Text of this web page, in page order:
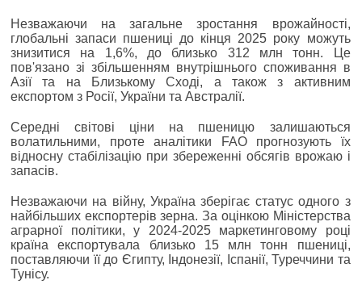
Незважаючи на загальне зростання врожайності,
глобальні запаси пшениці до кінця 2025 року можуть
знизитися на 1,6%, до близько 312 млн тонн. Це
пов'язано зі збільшенням внутрішнього споживання в
Азії та на Близькому Сході, а також з активним
експортом з Росії, України та Австралії.
Середні світові ціни на пшеницю залишаються
волатильними, проте аналітики FAO прогнозують їх
відносну стабілізацію при збереженні обсягів врожаю і
запасів.
Незважаючи на війну, Україна зберігає статус одного з
найбільших експортерів зерна. За оцінкою Міністерства
аграрної політики, у 2024-2025 маркетинговому році
країна експортувала близько 15 млн тонн пшениці,
поставляючи її до Єгипту, Індонезії, Іспанії, Туреччини та
Тунісу.